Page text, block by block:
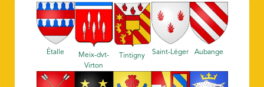
Étalle
Meix-dvt-
Virton
Tintigny Saint-Léger Aubange